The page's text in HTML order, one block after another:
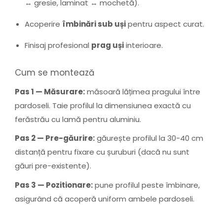
↔ gresie, laminat ↔ mochetă).
Acoperire îmbinări sub ușipentru aspect curat.
Finisaj profesional prag ușiinterioare.
Cum se montează
Pas 1 — Măsurare:măsoară lățimea pragului între
pardoseli. Taie profilul la dimensiunea exactă cu
ferăstrău cu lamă pentru aluminiu.
Pas 2 — Pre-găurire:găurește profilul la 30-40 cm
distanță pentru fixare cu șuruburi (dacă nu sunt
găuri pre-existente).
Pas 3 — Pozitionare:pune profilul peste îmbinare,
asigurând că acoperă uniform ambele pardoseli.